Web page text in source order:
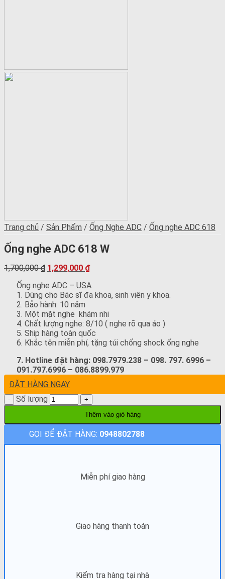
Trang chủ / Sản Phẩm / Ống Nghe ADC / Ống nghe ADC 618
Ống nghe ADC 618 W
1,700,000₫ 1,299,000 ₫
Ống nghe ADC – USA
1. Dùng cho Bác sĩ đa khoa, sinh viên y khoa.
2. Bảo hành: 10 năm
3. Một mặt nghe khám nhi
4. Chất lượng nghe: 8/10 ( nghe rõ qua áo )
5. Ship hàng toàn quốc
6. Khắc tên miễn phí, tặng túi chống shock ống nghe
7. Hotline đặt hàng: 098.7979.238 – 098. 797. 6996 –
091.797.6996 – 086.8899.979
ĐẶT HÀNG NGAY
Số lượng
Thêm vào giỏ hàng
GỌI ĐỂ ĐẶT HÀNG: 0948802788
Miễn phí giao hàng
Giao hàng thanh toán
Kiểm tra hàng tại nhà